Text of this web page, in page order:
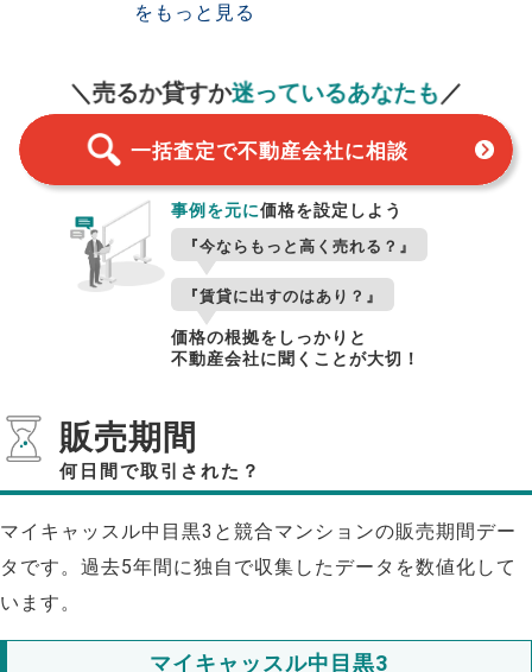
をもっと見る
＼売るか貸すか迷っているあなたも／
一括査定で不動産会社に相談
事例を元に価格を設定しよう
『今ならもっと高く売れる？』
『賃貸に出すのはあり？』
価格の根拠をしっかりと
不動産会社に聞くことが大切！
販売期間
何日間で取引された？
マイキャッスル中目黒3と競合マンションの販売期間デー
タです。過去5年間に独自で収集したデータを数値化して
います。
マイキャッスル中目黒3